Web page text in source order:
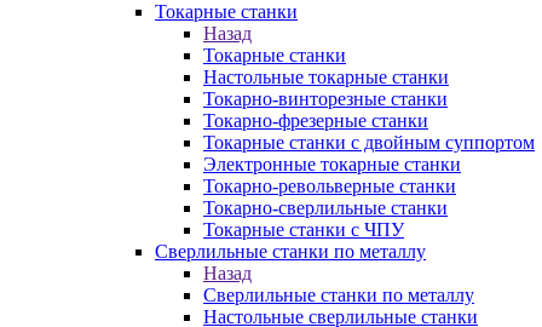
Токарные станки
Назад
Токарные станки
Настольные токарные станки
Токарно-винторезные станки
Токарно-фрезерные станки
Токарные станки с двойным суппортом
Электронные токарные станки
Токарно-револьверные станки
Токарно-сверлильные станки
Токарные станки с ЧПУ
Сверлильные станки по металлу
Назад
Сверлильные станки по металлу
Настольные сверлильные станки